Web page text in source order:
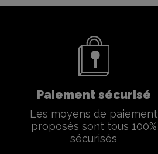
Paiement sécurisé
Les moyens de paiement
proposés sont tous 100%
sécurisés